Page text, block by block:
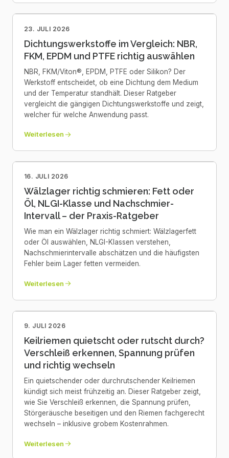
23. JULI 2026
Dichtungswerkstoffe im Vergleich: NBR,
FKM, EPDM und PTFE richtig auswählen
NBR, FKM/Viton®, EPDM, PTFE oder Silikon? Der
Werkstoff entscheidet, ob eine Dichtung dem Medium
und der Temperatur standhält. Dieser Ratgeber
vergleicht die gängigen Dichtungswerkstoffe und zeigt,
welcher für welche Anwendung passt.
Weiterlesen
16. JULI 2026
Wälzlager richtig schmieren: Fett oder
Öl, NLGI-Klasse und Nachschmier-
Intervall – der Praxis-Ratgeber
Wie man ein Wälzlager richtig schmiert: Wälzlagerfett
oder Öl auswählen, NLGI-Klassen verstehen,
Nachschmierintervalle abschätzen und die häufigsten
Fehler beim Lager fetten vermeiden.
Weiterlesen
9. JULI 2026
Keilriemen quietscht oder rutscht durch?
Verschleiß erkennen, Spannung prüfen
und richtig wechseln
Ein quietschender oder durchrutschender Keilriemen
kündigt sich meist frühzeitig an. Dieser Ratgeber zeigt,
wie Sie Verschleiß erkennen, die Spannung prüfen,
Störgeräusche beseitigen und den Riemen fachgerecht
wechseln – inklusive grobem Kostenrahmen.
Weiterlesen